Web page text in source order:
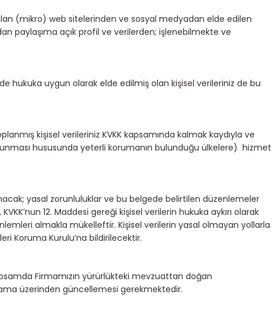
(mikro) web sitelerinden ve sosyal medyadan elde edilen
paylaşıma açık profil ve verilerden; işlenebilmekte ve
hukuka uygun olarak elde edilmiş olan kişisel verileriniz de bu
kişisel verileriniz KVKK kapsamında kalmak kaydıyla ve
hususunda yeterli korumanın bulunduğu ülkelere) hizmet
yasal zorunluluklar ve bu belgede belirtilen düzenlemeler
12. Maddesi gereği kişisel verilerin hukuka aykırı olarak
almakla mükelleftir. Kişisel verilerin yasal olmayan yollarla
Koruma Kurulu’na bildirilecektir.
Firmamızın yürürlükteki mevzuattan doğan
üzerinden güncellemesi gerekmektedir.